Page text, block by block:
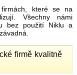
které se na
Všechny námi
bez použití Niklu a
firmě kvalitně